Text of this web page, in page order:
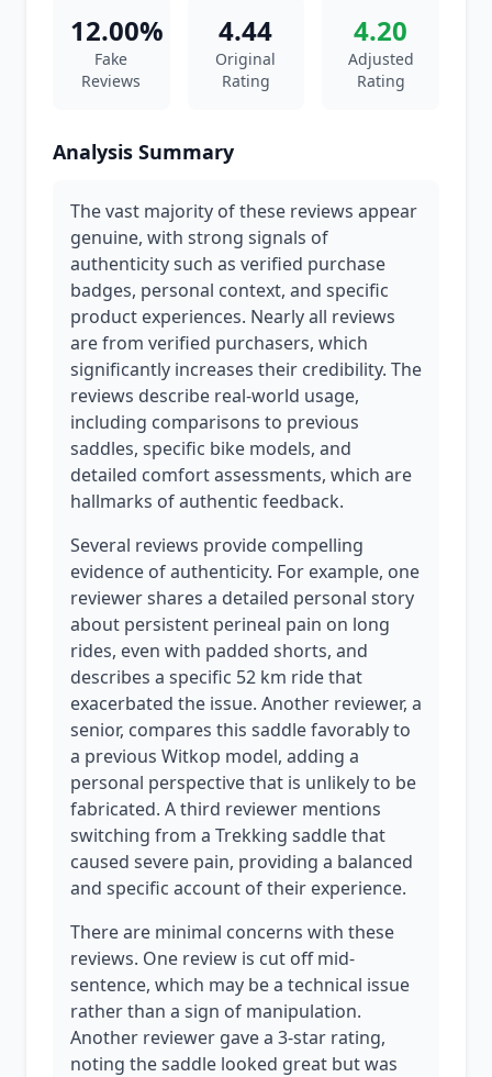
12.00%
Fake
Reviews
4.44
Original
Rating
4.20
Adjusted
Rating
Analysis Summary
The vast majority of these reviews appear
genuine, with strong signals of
authenticity such as verified purchase
badges, personal context, and specific
product experiences. Nearly all reviews
are from verified purchasers, which
significantly increases their credibility. The
reviews describe real-world usage,
including comparisons to previous
saddles, specific bike models, and
detailed comfort assessments, which are
hallmarks of authentic feedback.
Several reviews provide compelling
evidence of authenticity. For example, one
reviewer shares a detailed personal story
about persistent perineal pain on long
rides, even with padded shorts, and
describes a specific 52 km ride that
exacerbated the issue. Another reviewer, a
senior, compares this saddle favorably to
a previous Witkop model, adding a
personal perspective that is unlikely to be
fabricated. A third reviewer mentions
switching from a Trekking saddle that
caused severe pain, providing a balanced
and specific account of their experience.
There are minimal concerns with these
reviews. One review is cut off mid-
sentence, which may be a technical issue
rather than a sign of manipulation.
Another reviewer gave a 3-star rating,
noting the saddle looked great but was